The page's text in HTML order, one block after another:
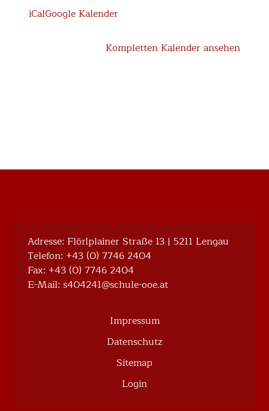
Gespräche,
Bewertungsgespräche
iCalGoogle Kalender
Kompletten Kalender ansehen
Adresse: Flörlplainer Straße 13 | 5211 Lengau
Telefon: +43 (0) 7746 2404
Fax: +43 (0) 7746 2404
E-Mail:
ta.eoo-eluhcs
@142404s
Impressum
Datenschutz
Sitemap
Login